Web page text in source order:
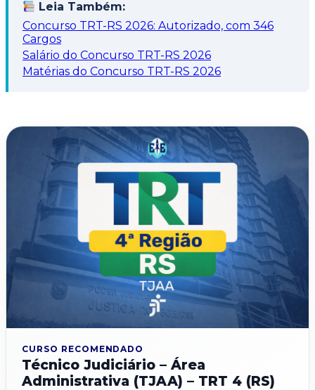
Leia Também:
Concurso TRT-RS 2026: Autorizado, com 346
Cargos
Salário do Concurso TRT-RS 2026
Matérias do Concurso TRT-RS 2026
CURSO RECOMENDADO
Técnico Judiciário – Área
Administrativa (TJAA) – TRT 4 (RS)